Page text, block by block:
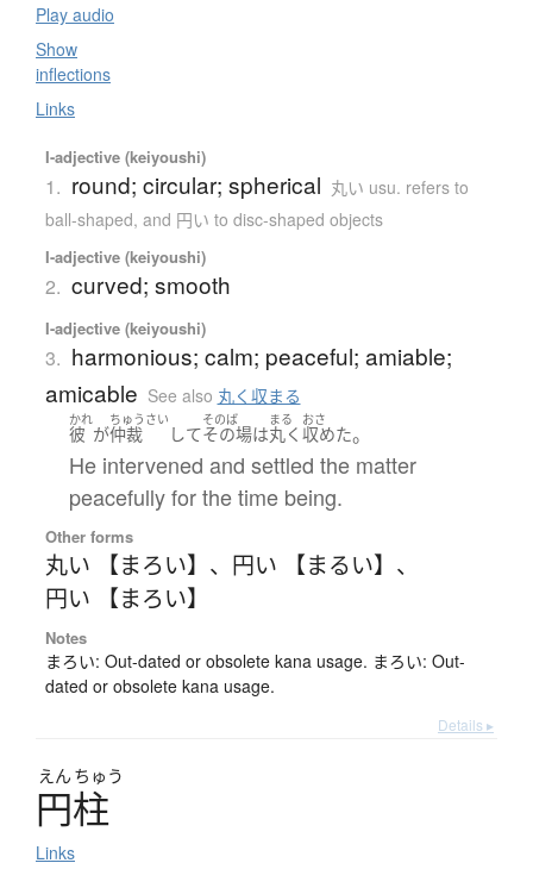
Play audio
Show
inflections
Links
I-adjective (keiyoushi)
1. round; circular; spherical 丸い usu. refers to
ball-shaped, and 円い to disc-shaped objects
I-adjective (keiyoushi)
2. curved; smooth
I-adjective (keiyoushi)
3. harmonious; calm; peaceful; amiable;
amicable See also 丸く収まる
かれ
彼 が
ちゅうさい
仲裁 して
そのば
その場は
まる
丸く
おさ
収めた。
He intervened and settled the matter
peacefully for the time being.
Other forms
丸い 【まろい】 、 円い 【まるい】 、
円い 【まろい】
Notes
まろい: Out-dated or obsolete kana usage. まろい: Out-
dated or obsolete kana usage.
Details ▸
えん ちゅう
円柱
Links